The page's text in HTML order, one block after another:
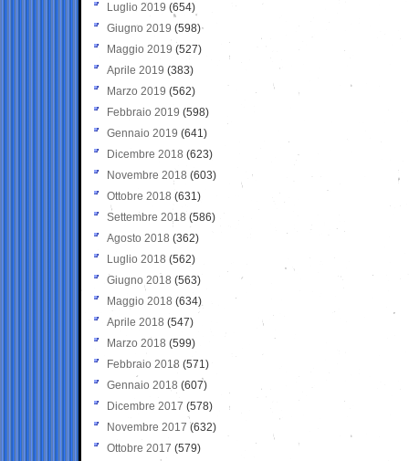
Luglio 2019 (654)
Giugno 2019 (598)
Maggio 2019 (527)
Aprile 2019 (383)
Marzo 2019 (562)
Febbraio 2019 (598)
Gennaio 2019 (641)
Dicembre 2018 (623)
Novembre 2018 (603)
Ottobre 2018 (631)
Settembre 2018 (586)
Agosto 2018 (362)
Luglio 2018 (562)
Giugno 2018 (563)
Maggio 2018 (634)
Aprile 2018 (547)
Marzo 2018 (599)
Febbraio 2018 (571)
Gennaio 2018 (607)
Dicembre 2017 (578)
Novembre 2017 (632)
Ottobre 2017 (579)